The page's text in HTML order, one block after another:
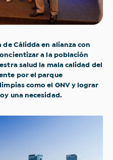
de Cálidda en alianza con
a la población
salud la mala calidad del
por el parque
como el GNV y lograr
una necesidad.